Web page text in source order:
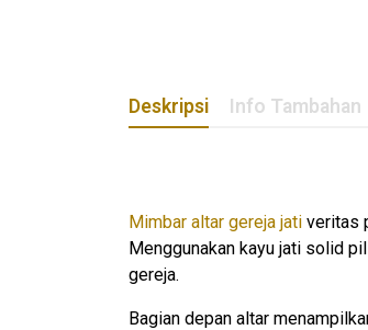
Deskripsi Info Tambahan
Mimbar altar gereja jati veritas
Menggunakan kayu jati solid
gereja.
Bagian depan altar